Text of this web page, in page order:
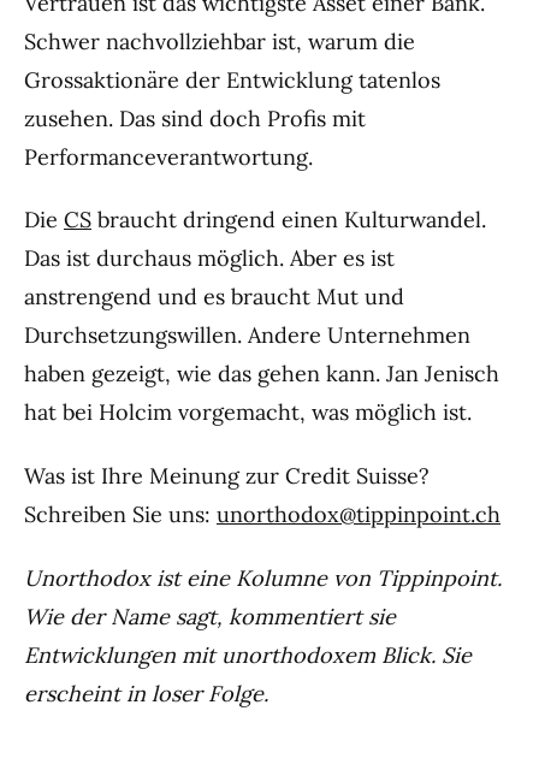
Schwer nachvollziehbar ist, warum die
Grossaktionäre der Entwicklung tatenlos
zusehen. Das sind doch Profis mit
Performanceverantwortung.
Die CS braucht dringend einen Kulturwandel.
Das ist durchaus möglich. Aber es ist
anstrengend und es braucht Mut und
Durchsetzungswillen. Andere Unternehmen
haben gezeigt, wie das gehen kann. Jan Jenisch
hat bei Holcim vorgemacht, was möglich ist.
Was ist Ihre Meinung zur Credit Suisse?
Schreiben Sie uns: unorthodox@tippinpoint.ch
Unorthodox ist eine Kolumne von Tippinpoint.
Wie der Name sagt, kommentiert sie
Entwicklungen mit unorthodoxem Blick. Sie
erscheint in loser Folge.